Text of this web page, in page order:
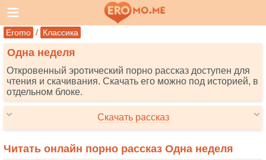
Eromo / Классика
Одна неделя
Откровенный эротический порно рассказ доступен для
чтения и скачивания. Скачать его можно под историей, в
отдельном блоке.
Скачать рассказ
Читать онлайн порно рассказ Одна неделя